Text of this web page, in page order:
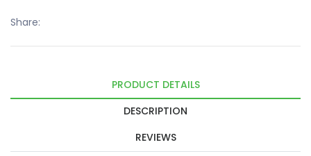
Share:
PRODUCT DETAILS
DESCRIPTION
REVIEWS